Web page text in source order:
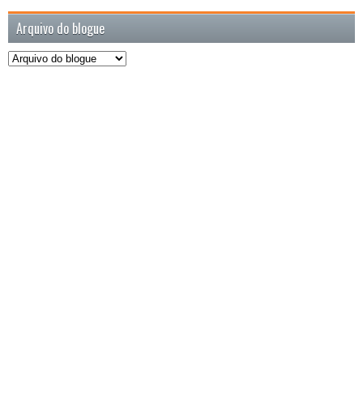
Arquivo do blogue